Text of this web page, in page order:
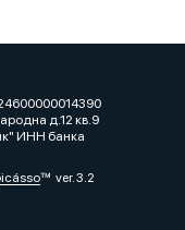
д.12 кв.9
ИНН банка
ver. 3.2